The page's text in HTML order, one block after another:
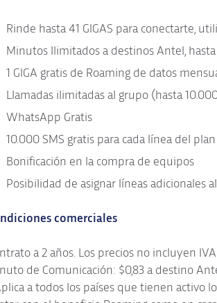
Rinde hasta 41 GIGAS para conectarte,
Minutos Ilimitados a destinos Antel,
1 GIGA gratis de Roaming de datos
Llamadas ilimitadas al grupo (hasta
WhatsApp Gratis
10.000 SMS gratis para cada línea del plan
Bonificación en la compra de equipos
Posibilidad de asignar líneas adicionales
comerciales
a 2 años. Los precios no incluyen
de Comunicación: $0,83 a destino
a todos los países que tienen activo